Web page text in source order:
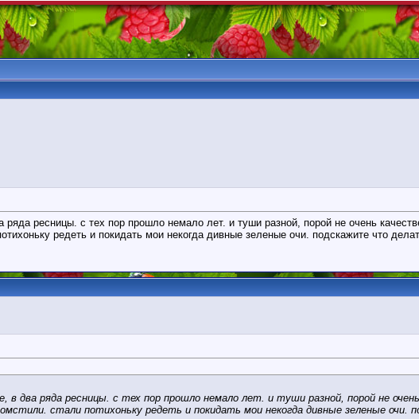
ресницы. с тех пор прошло немало лет. и туши разной, порой не очень
редеть и покидать мои некогда дивные зеленые очи. подскажите что
два ряда ресницы. с тех пор прошло немало лет. и туши разной, порой не
стали потихоньку редеть и покидать мои некогда дивные зеленые